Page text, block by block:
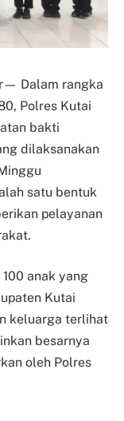
Dalam rangka
Polres Kutai
bakti
dilaksanakan
satu bentuk
pelayanan
anak yang
Kutai
keluarga terlihat
besarnya
oleh Polres